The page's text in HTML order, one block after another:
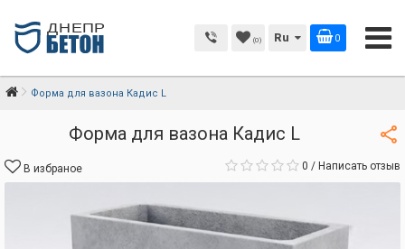
(0) Ru 0
Форма для вазона Кадис L
Форма для вазона Кадис L
В избраное 0 / Написать отзыв